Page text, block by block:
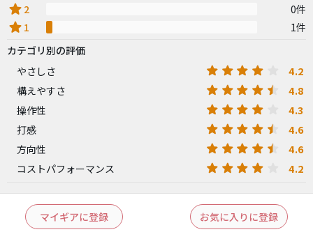
star 2 0件
star 1
1件
カテゴリ別の評価
やさしさ
4.2
構えやすさ 4.8
操作性 4.3
打感 4.6
方向性 4.6
コストパフォーマンス 4.2
マイギアに登録 お気に入りに登録